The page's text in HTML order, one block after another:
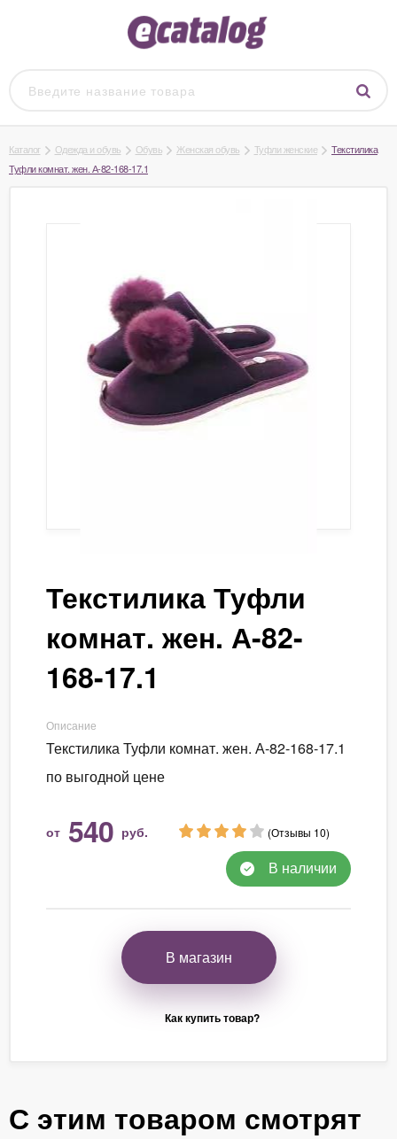
Каталог Одежда и обувь Обувь Женская обувь Туфли женские
Текстилика
Туфли комнат. жен. А-82-168-17.1
Текстилика Туфли
комнат. жен. А-82-
168-17.1
Описание
Текстилика Туфли комнат. жен. А-82-168-17.1
по выгодной цене
от 540 руб. (Отзывы 10)
В наличии
В магазин
Как купить товар?
С этим товаром смотрят